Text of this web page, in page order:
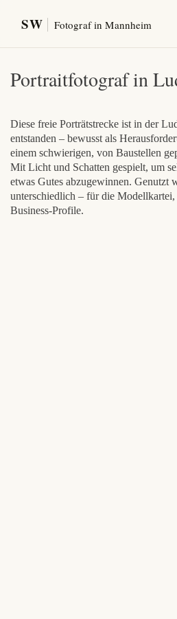
SW Fotograf in Mannheim
Portraitfotograf in
Diese freie Porträtstrecke ist in der
entstanden – bewusst als
einem schwierigen, von Baustellen
Mit Licht und Schatten gespielt, um
etwas Gutes abzugewinnen. Genutzt
unterschiedlich – für die
Business-Profile.